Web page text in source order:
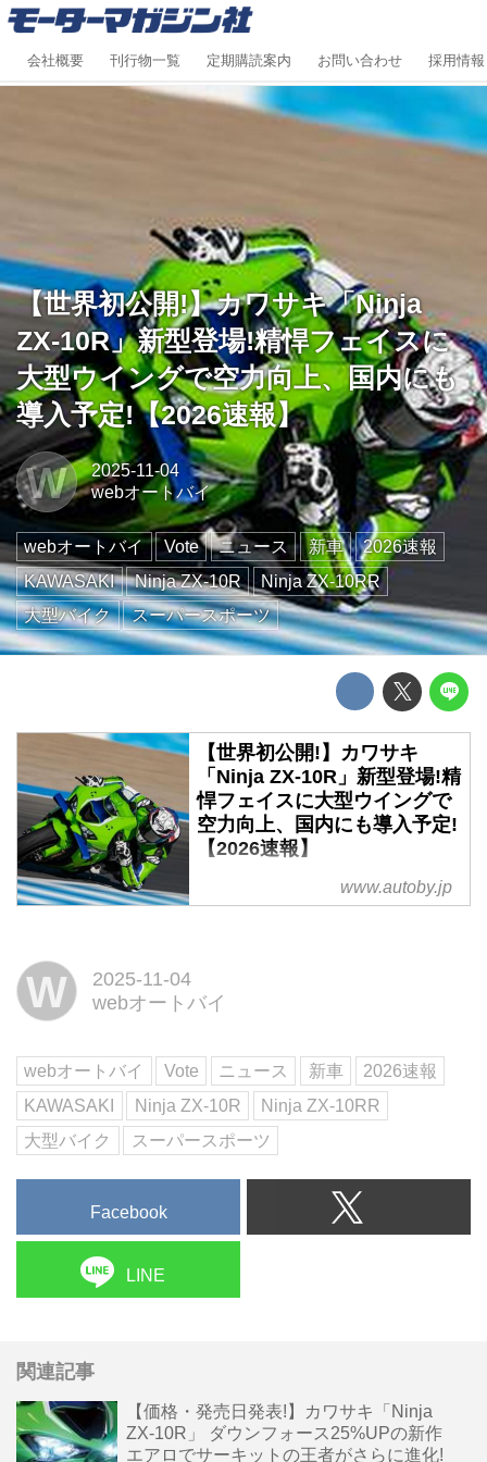
会社概要 刊行物一覧 定期購読案内 お問い合わせ 採用情報
【世界初公開!】カワサキ「Ninja
ZX-10R」新型登場!精悍フェイスに
大型ウイングで空力向上、国内にも
導入予定!【2026速報】
W
2025-11-04
webオートバイ
webオートバイ Vote ニュース 新車
2026速報
KAWASAKI
Ninja ZX-10R
Ninja ZX-10RR
大型バイク
スーパースポーツ
【世界初公開!】カワサキ
「Ninja ZX-10R」新型登場!精
悍フェイスに大型ウイングで
空力向上、国内にも導入予定!
【2026速報】
スーパーバイク世界選手権で7度
のタイトルを獲得したカワサキの
を備えて登場した。新開発の大型
ロパッケージが最大の特徴で、高
速域でのダウンフォースを約2...
www.autoby.jp
W
2025-11-04
webオートバイ
webオートバイ Vote ニュース 新車
2026速報
KAWASAKI
Ninja ZX-10R
Ninja ZX-10RR
大型バイク
スーパースポーツ
Facebook
LINE
関連記事
【価格・発売日発表!】カワサキ「Ninja
ZX-10R」 ダウンフォース25%UPの新作
エアロでサーキットの王者がさらに進化!